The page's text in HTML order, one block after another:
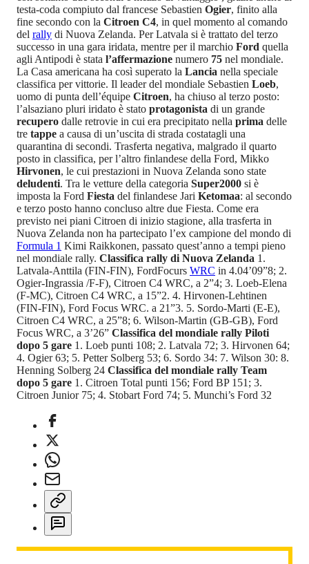
testa-coda compiuto dal francese Sebastien Ogier, finito alla
fine secondo con la Citroen C4, in quel momento al comando
del rally di Nuova Zelanda. Per Latvala si è trattato del terzo
successo in una gara iridata, mentre per il marchio Ford quella
agli Antipodi è stata l’affermazione numero 75 nel mondiale.
La Casa americana ha così superato la Lancia nella speciale
classifica per vittorie. Il leader del mondiale Sebastien Loeb,
uomo di punta dell’équipe Citroen, ha chiuso al terzo posto:
l’alsaziano pluri iridato è stato protagonista di un grande
recupero dalle retrovie in cui era precipitato nella prima delle
tre tappe a causa di un’uscita di strada costatagli una
quarantina di secondi. Trasferta negativa, malgrado il quarto
posto in classifica, per l’altro finlandese della Ford, Mikko
Hirvonen, le cui prestazioni in Nuova Zelanda sono state
deludenti. Tra le vetture della categoria Super2000 si è
imposta la Ford Fiesta del finlandese Jari Ketomaa: al secondo
e terzo posto hanno concluso altre due Fiesta. Come era
previsto nei piani Citroen di inizio stagione, alla trasferta in
Nuova Zelanda non ha partecipato l’ex campione del mondo di
Formula 1 Kimi Raikkonen, passato quest’anno a tempi pieno
nel mondiale rally. Classifica rally di Nuova Zelanda 1.
Latvala-Anttila (FIN-FIN), FordFocurs WRC in 4.04’09”8; 2.
Ogier-Ingrassia /F-F), Citroen C4 WRC, a 2”4; 3. Loeb-Elena
(F-MC), Citroen C4 WRC, a 15”2. 4. Hirvonen-Lehtinen
(FIN-FIN), Ford Focus WRC. a 21”3. 5. Sordo-Marti (E-E),
Citroen C4 WRC, a 25”8; 6. Wilson-Martin (GB-GB), Ford
Focus WRC, a 3’26” Classifica del mondiale rally Piloti
dopo 5 gare 1. Loeb punti 108; 2. Latvala 72; 3. Hirvonen 64;
4. Ogier 63; 5. Petter Solberg 53; 6. Sordo 34: 7. Wilson 30: 8.
Henning Solberg 24 Classifica del mondiale rally Team
dopo 5 gare 1. Citroen Total punti 156; Ford BP 151; 3.
Citroen Junior 75; 4. Stobart Ford 74; 5. Munchi’s Ford 32